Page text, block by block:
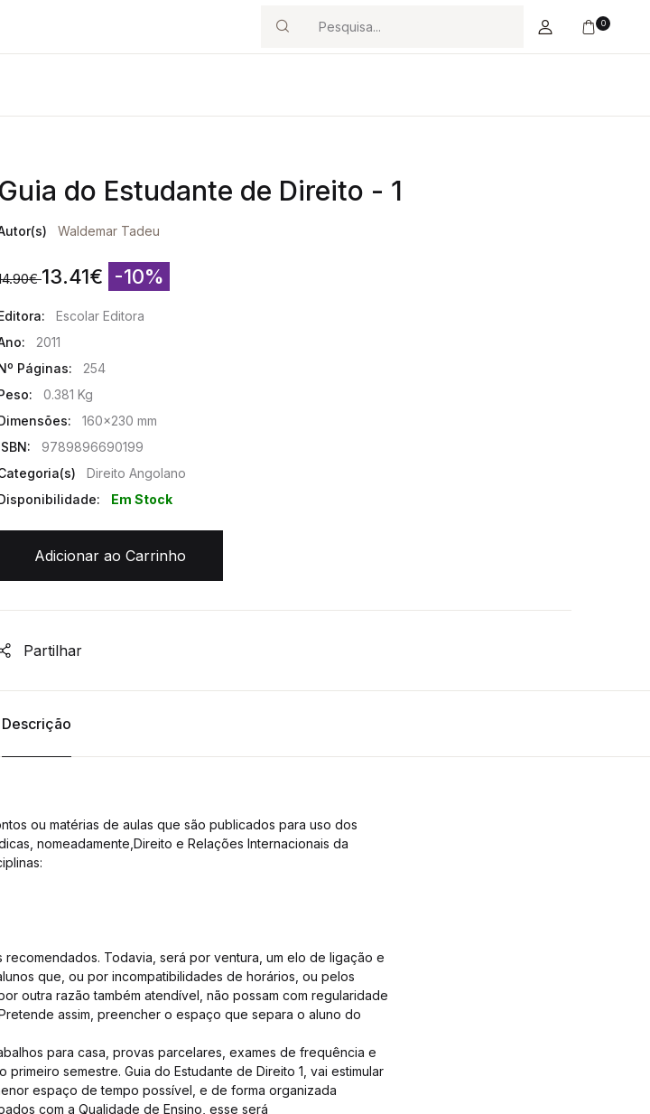
Search
0
Guia do Estudante de Direito - 1
Waldemar Tadeu
€ 13.41€ -10%
Escolar Editora
2011
Páginas:
254
0.381 Kg
160x230 mm
9789896690199
Direito Angolano
Em Stock
Adicionar ao Carrinho
Partilhar
Descrição
ou matérias de aulas que são publicados para uso dos
nomeadamente,Direito e Relações Internacionais da
recomendados. Todavia, será por ventura, um elo de ligação e
que, ou por incompatibilidades de horários, ou pelos
outra razão também atendível, não possam com regularidade
assim, preencher o espaço que separa o aluno do
para casa, provas parcelares, exames de frequência e
semestre. Guia do Estudante de Direito 1, vai estimular
espaço de tempo possível, e de forma organizada
com a Qualidade de Ensino, esse será